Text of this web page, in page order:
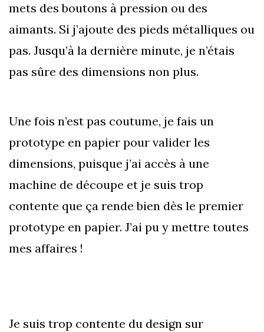
mets des boutons à pression ou des
aimants. Si j’ajoute des pieds métalliques ou
pas. Jusqu’à la dernière minute, je n’étais
pas sûre des dimensions non plus.
Une fois n’est pas coutume, je fais un
prototype en papier pour valider les
dimensions, puisque j’ai accès à une
machine de découpe et je suis trop
contente que ça rende bien dès le premier
prototype en papier. J’ai pu y mettre toutes
mes affaires !
Je suis trop contente du design sur